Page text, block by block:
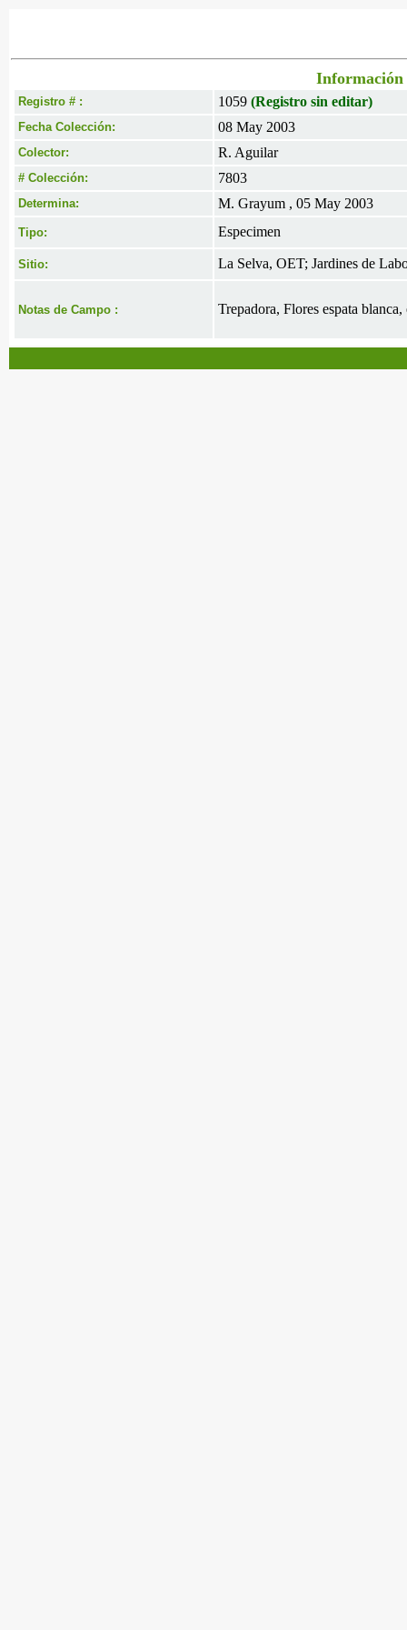
Información
Registro # : 1059 (Registro sin editar)
Fecha Colección: 08 May 2003
Colector: R. Aguilar
# Colección: 7803
Determina: M. Grayum , 05 May 2003
Tipo: Especimen
Sitio: La Selva, OET; Jardines de
Notas de Campo : Trepadora, Flores espata